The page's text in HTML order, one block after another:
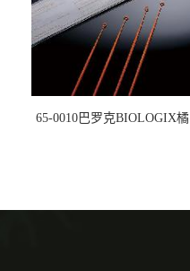
65-0010巴罗克BIOLOGIX橘